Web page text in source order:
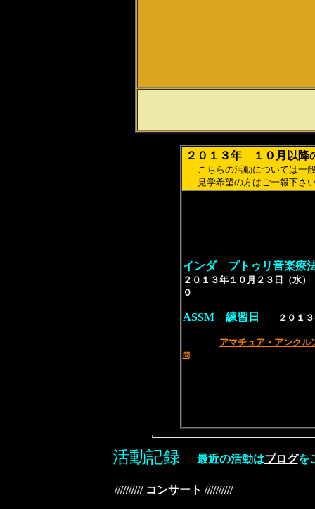
２０１３年 １０月以降
こちらの活動については一
見学希望の方はご一報下さ
インダ プトゥリ音楽療
２０１３年１０ 月２３日（水
ASSM 練習日 ２０１３
アマチュア・アンクル
問
活動記録 最近の活動はブログを
////////// コンサート //////////